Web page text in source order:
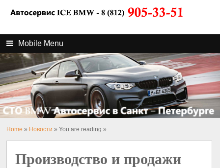
Mobile Menu
Home » Новости » You are reading »
Производство и продажи